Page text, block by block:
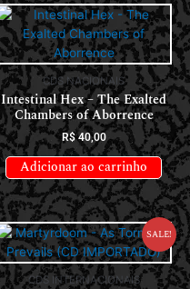
CDS NACIONAIS
Intestinal Hex – The Exalted
Chambers of Aborrence
R$40,00
Adicionar ao carrinho
Sale!
CDS INTERNACIONAIS